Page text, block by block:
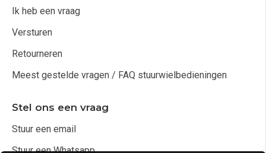
Ik heb een vraag
Versturen
Retourneren
Meest gestelde vragen / FAQ stuurwielbedieningen
Stel ons een vraag
Stuur een email
Stuur een Whatsapp